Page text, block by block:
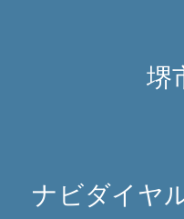
堺
ナビダイヤ